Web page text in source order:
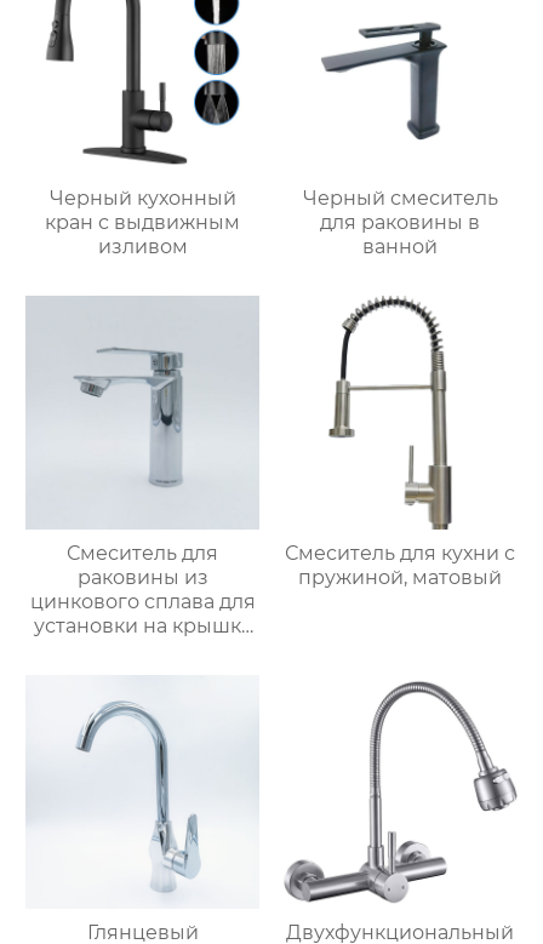
Черный кухонный
кран с выдвижным
изливом
Черный смеситель
для раковины в
ванной
Смеситель для
раковины из
цинкового сплава для
установки на крышку
Смеситель для кухни с
пружиной, матовый
Глянцевый
Двухфункциональный